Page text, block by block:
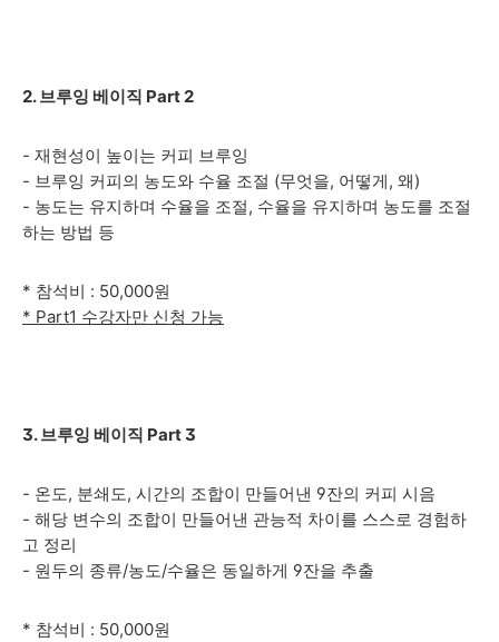
2. 브루잉 베이직 Part 2
- 재현성이 높이는 커피 브루잉
- 브루잉 커피의 농도와 수율 조절 (무엇을, 어떻게, 왜)
- 농도는 유지하며 수율을 조절, 수율을 유지하며 농도를 조절
하는 방법 등
* 참석비 : 50,000원
* Part1 수강자만 신청 가능
3. 브루잉 베이직 Part 3
- 온도, 분쇄도, 시간의 조합이 만들어낸 9잔의 커피 시음
- 해당 변수의 조합이 만들어낸 관능적 차이를 스스로 경험하
고 정리
- 원두의 종류/농도/수율은 동일하게 9잔을 추출
* 참석비 : 50,000원